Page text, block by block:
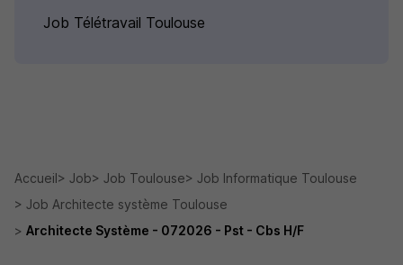
Job Télétravail Toulouse
Accueil Job Job Toulouse
Job Informatique Toulouse
Job Architecte système Toulouse
Architecte Système - 072026 - Pst - Cbs H/F